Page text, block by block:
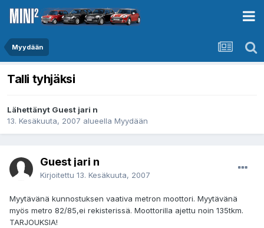
Myydään
Talli tyhjäksi
Lähettänyt Guest jari n
13. Kesäkuuta, 2007 alueella Myydään
Guest jari n
Kirjoitettu 13. Kesäkuuta, 2007
Myytävänä kunnostuksen vaativa metron moottori. Myytävänä
myös metro 82/85,ei rekisterissä. Moottorilla ajettu noin 135tkm.
TARJOUKSIA!